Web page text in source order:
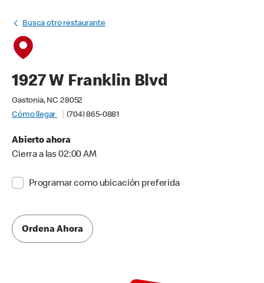
Busca otro restaurante
1927 W Franklin Blvd
Gastonia, NC 28052
Cómo llegar
(704) 865-0881
Abierto ahora
Cierra a las 02:00 AM
Programar como ubicación preferida
Ordena Ahora